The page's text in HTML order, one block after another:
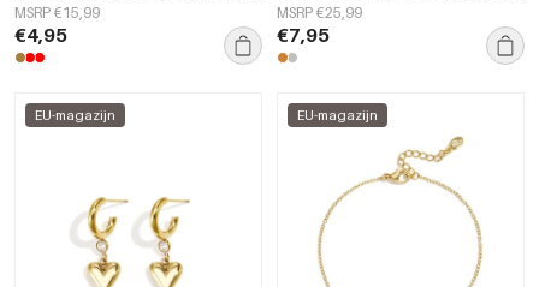
MSRP €15,99
€4,95
MSRP €25,99
€7,95
EU-magazijn EU-magazijn